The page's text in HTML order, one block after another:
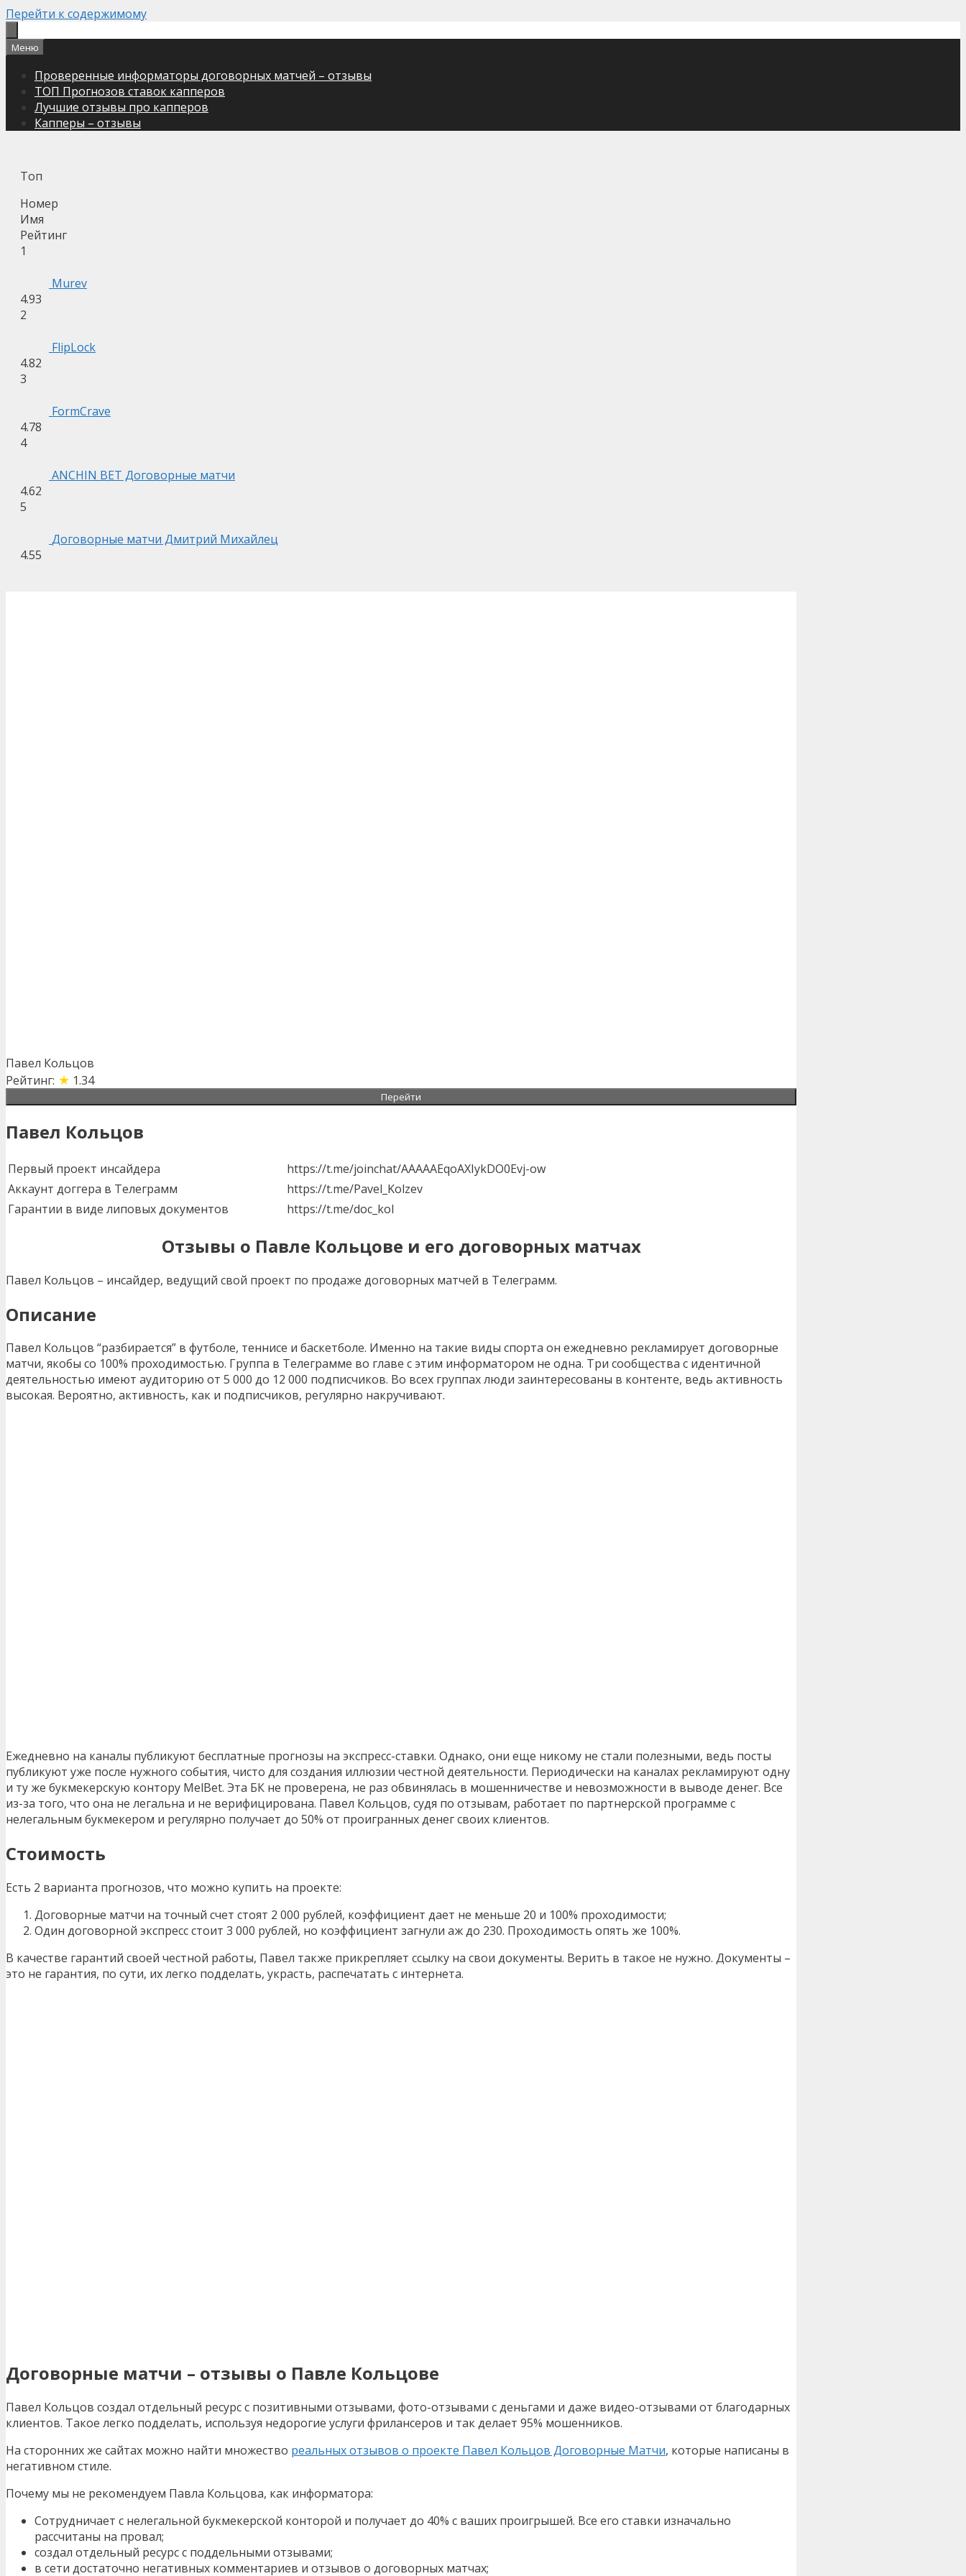
Перейти к содержимому
Меню
Проверенные информаторы договорных матчей – отзывы
ТОП Прогнозов ставок капперов
Лучшие отзывы про капперов
Капперы – отзывы
Топ
Номер
Имя
Рейтинг
1
Murev
4.93
2
FlipLock
4.82
3
FormCrave
4.78
4
ANCHIN BET Договорные матчи
4.62
5
Договорные матчи Дмитрий Михайлец
4.55
Павел Кольцов
Рейтинг: ★ 1.34
Перейти
Павел Кольцов
Первый проект инсайдера
https://t.me/joinchat/AAAAAEqoAXIykDO0Evj-ow
Аккаунт доггера в Телеграмм
https://t.me/Pavel_Kolzev
Гарантии в виде липовых документов
https://t.me/doc_kol
Отзывы о Павле Кольцове и его договорных матчах
Павел Кольцов – инсайдер, ведущий свой проект по продаже договорных матчей в Телеграмм.
Описание
Павел Кольцов “разбирается” в футболе, теннисе и баскетболе. Именно на такие виды спорта он ежедневно рекламирует договорные
матчи, якобы со 100% проходимостью. Группа в Телеграмме во главе с этим информатором не одна. Три сообщества с идентичной
деятельностью имеют аудиторию от 5 000 до 12 000 подписчиков. Во всех группах люди заинтересованы в контенте, ведь активность
высокая. Вероятно, активность, как и подписчиков, регулярно накручивают.
Ежедневно на каналы публикуют бесплатные прогнозы на экспресс-ставки. Однако, они еще никому не стали полезными, ведь посты
публикуют уже после нужного события, чисто для создания иллюзии честной деятельности. Периодически на каналах рекламируют одну
и ту же букмекерскую контору MelBet. Эта БК не проверена, не раз обвинялась в мошенничестве и невозможности в выводе денег. Все
из-за того, что она не легальна и не верифицирована. Павел Кольцов, судя по отзывам, работает по партнерской программе с
нелегальным букмекером и регулярно получает до 50% от проигранных денег своих клиентов.
Стоимость
Есть 2 варианта прогнозов, что можно купить на проекте:
Договорные матчи на точный счет стоят 2 000 рублей, коэффициент дает не меньше 20 и 100% проходимости;
Один договорной экспресс стоит 3 000 рублей, но коэффициент загнули аж до 230. Проходимость опять же 100%.
В качестве гарантий своей честной работы, Павел также прикрепляет ссылку на свои документы. Верить в такое не нужно. Документы –
это не гарантия, по сути, их легко подделать, украсть, распечатать с интернета.
Договорные матчи – отзывы о Павле Кольцове
Павел Кольцов создал отдельный ресурс с позитивными отзывами, фото-отзывами с деньгами и даже видео-отзывами от благодарных
клиентов. Такое легко подделать, используя недорогие услуги фрилансеров и так делает 95% мошенников.
На сторонних же сайтах можно найти множество реальных отзывов о проекте Павел Кольцов Договорные Матчи, которые написаны в
негативном стиле.
Почему мы не рекомендуем Павла Кольцова, как информатора:
Сотрудничает с нелегальной букмекерской конторой и получает до 40% с ваших проигрышей. Все его ставки изначально
рассчитаны на провал;
создал отдельный ресурс с поддельными отзывами;
в сети достаточно негативных комментариев и отзывов о договорных матчах;